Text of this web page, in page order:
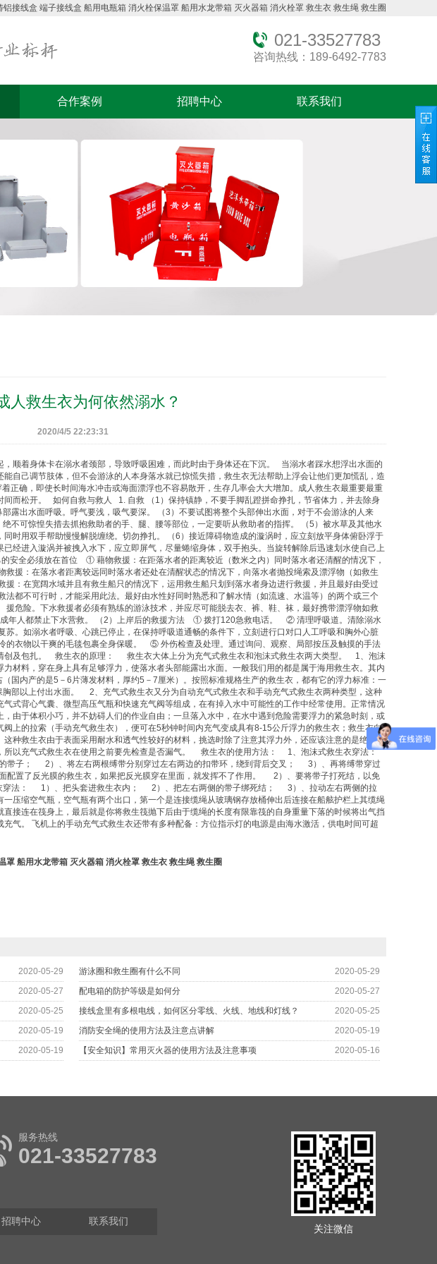
铝接线盒 端子接线盒 船用电瓶箱 消火栓保温罩 船用水龙带箱 灭火器箱 消火栓罩 救生衣 救生绳 救生圈
021-33527783
咨询热线：189-6492-7783
合作案例 招聘中心 联系我们
人救生衣为何依然溺水？
2020/4/5 22:23:31
，顺着身体卡在溺水者颈部，导致呼吸困难，而此时由于身体还在下沉。 当溺水者踩水想浮出水面的
自己调节肢体，但不会游泳的人本身落水就已惊慌失措， 救生衣无法帮助上浮会让他们更加慌乱，造
正确，即使长时间海水冲击或海面漂浮也不容易散开，生存几率会大大增加。成人 救生衣最重要最重
而松开。 如何自救与救人 1. 自救 （1）保持镇静，不要手脚乱蹬拼命挣扎，节省体力，并去除身
露出水面呼吸。呼气要浅，吸气要深。 （3）不要试图将整个头部伸出水面，对于不会游泳的人来
不可惊惶失措去抓抱救助者的手、腿、腰等部位，一定要听从救助者的指挥。 （5）被水草及其他水
时用双手帮助慢慢解脱缠绕。切勿挣扎。 （6）接近障碍物造成的漩涡时，应立刻放平身体俯卧浮于
经进入漩涡并被拽入水下，应立即屏气，尽量蜷缩身体，双手抱头。当旋转解除后迅速划水使自己上
全必须放在首位 ① 藉物救援：在距落水者的距离较近（数米之内）同时落水者还清醒的情况下，
援：在落水者距离较远同时落水者还处在清醒状态的情况下，向落水者抛投绳索及漂浮物（如救生
：在宽阔水域并且有救生船只的情况下，运用救生船只划到落水者身边进行救援，并且最好由受过
都不可行时，才能采用此法。最好由水性好同时熟悉和了解水情（如流速、水温等）的两个或三个
危险。下水救援者必须有熟练的游泳技术，并应尽可能脱去衣、裤、鞋、袜，最好携带漂浮物如救
年人都禁止下水营救。 （2）上岸后的救援方法 ① 拨打120急救电话。 ② 清理呼吸道。清除溺水
。如溺水者呼吸、心跳已停止，在保持呼吸道通畅的条件下，立刻进行口对口人工呼吸和胸外心脏
衣物以干爽的毛毯包裹全身保暖。 ⑤ 外伤检查及处理。通过询问、观察、局部按压及触摸的手法
创及包扎。 救生衣的原理： 救生衣大体上分为充气式救生衣和泡沫式救生衣两大类型。 1、泡沫
材料，穿在身上具有足够浮力，使落水者头部能露出水面。一般我们用的都是属于海用救生衣。其内
国内产的是5－6片薄发材料，厚约5－7厘米）。按照标准规格生产的救生衣 ，都有它的浮力标准：一
胸部以上付出水面。 2、充气式救生衣又分为自动充气式救生衣和手动充气式救生衣两种类型，这种
气式背心气囊、微型高压气瓶和快速充气阀等组成，在有掉入水中可能性的工作中经常使用。正常情况
，由于体积小巧，并不妨碍人们的作业自由；一旦落入水中，在水中遇到危险需要浮力的紧急时刻，或
阀上的拉索（手动充气救生衣），便可在5秒钟时间内充气变成具有8-15公斤浮力的救生衣 ； 救生衣向
这种救生衣由于表面采用耐水和透气性较好的材料，挑选时除了注意其浮力外，还应该注意的是绝对避
所以充气式救生衣在使用之前要先检查是否漏气。 救生衣的使用方法： 1、泡沫式救生衣穿法：
带子； 2）、将左右两根缚带分别穿过左右两边的扣带环，绕到背后交叉； 3）、再将缚带穿过
配置了反光膜的救生衣 ，如果把反光膜穿在里面，就发挥不了作用。 2）、要将带子打死结，以免
穿法： 1）、把头套进救生衣内； 2）、把左右两侧的带子绑死结； 3）、拉动左右两侧的拉
压缩空气瓶，空气瓶有两个出口，第一个是连接缆绳从玻璃钢存放桶伸出后连接在船舷护栏上其缆绳
接连在筏身上，最后就是你将救生筏抛下后由于缆绳的长度有限靠筏的自身重量下落的时候将出气挡
充气。 飞机上的手动充气式救生衣还带有多种配备：方位指示灯的电源是由海水激活，供电时间可超
罩 船用水龙带箱 灭火器箱 消火栓罩 救生衣 救生绳 救生圈
2020-05-29 2020-05-29
游泳圈和救生圈有什么不同
2020-05-27
2020-05-27
配电箱的防护等级是如何分
2020-05-25
2020-05-25
接线盒里有多根电线，如何区分零线、火线、地线和灯线？
2020-05-19
2020-05-19
消防安全绳的使用方法及注意点讲解
2020-05-19
2020-05-16
【安全知识】常用灭火器的使用方法及注意事项
服务热线
021-33527783
招聘中心 联系我们
关注微信